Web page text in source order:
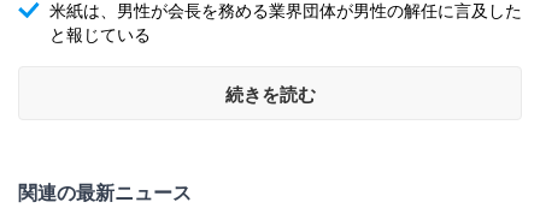
米紙は、男性が会長を務める業界団体が男性の解任に言及した
と報じている
続きを読む
関連の最新ニュース